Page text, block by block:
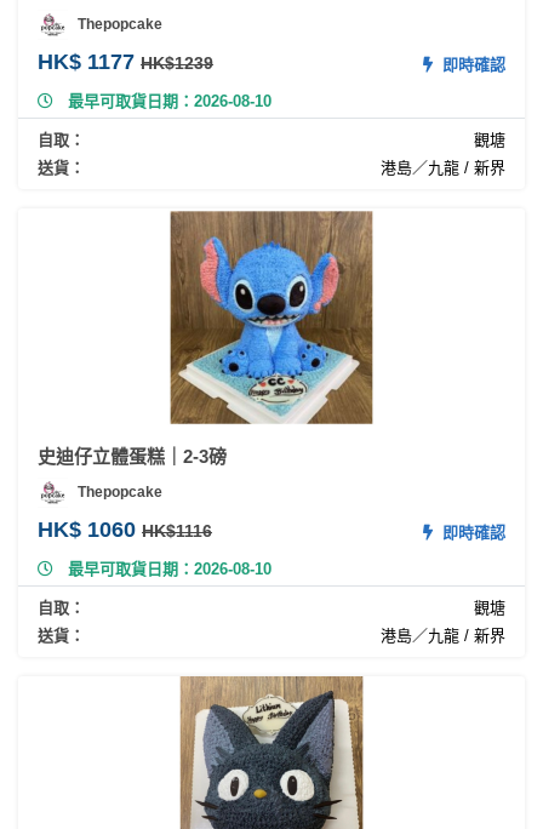
Thepopcake
HK$ 1177 HK$1239
即時確認
最早可取貨日期：2026-08-10
自取：
觀塘
送貨：
港島／九龍 / 新界
史迪仔立體蛋糕｜2-3磅
Thepopcake
HK$ 1060 HK$1116
即時確認
最早可取貨日期：2026-08-10
自取：
觀塘
送貨：
港島／九龍 / 新界